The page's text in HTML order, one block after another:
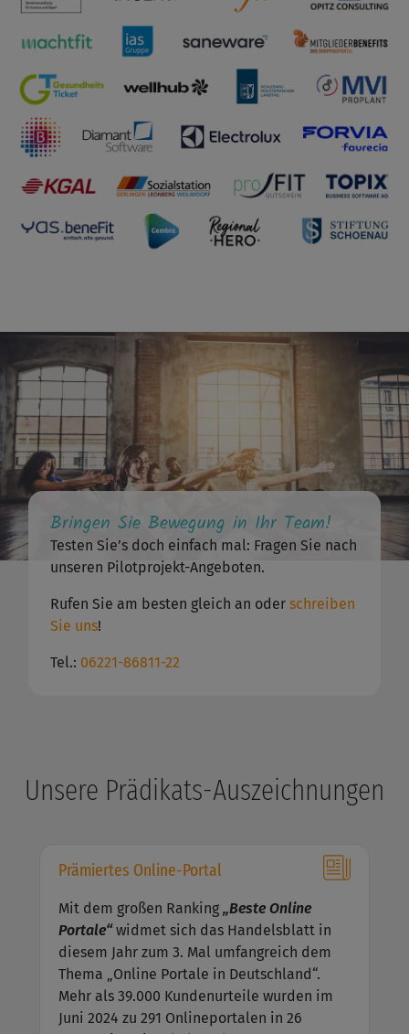
Bringen Sie Bewegung in Ihr Team!
Testen Sie’s doch einfach mal: Fragen Sie nach
unseren Pilotprojekt-Angeboten.
Rufen Sie am besten gleich an oder schreiben
Sie uns!
Tel.: 06221-86811-22
Unsere Prädikats-Auszeichnungen
Prämiertes Online-Portal
Mit dem großen Ranking „Beste Online
Portale“widmet sich das Handelsblatt in
diesem Jahr zum 3. Mal umfangreich dem
Thema „Online Portale in Deutschland“.
Mehr als 39.000 Kundenurteile wurden im
Juni 2024 zu 291 Onlineportalen in 26